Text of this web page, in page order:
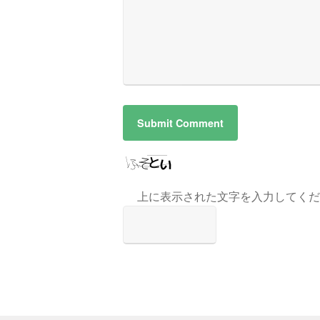
上に表示された文字を入力してく